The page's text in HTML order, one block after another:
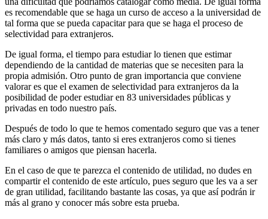
es recomendable que se haga un curso de acceso a la universidad de
tal forma que se pueda capacitar para que se haga el proceso de
selectividad para extranjeros.
De igual forma, el tiempo para estudiar lo tienen que estimar
dependiendo de la cantidad de materias que se necesiten para la
propia admisión. Otro punto de gran importancia que conviene
valorar es que el examen de selectividad para extranjeros da la
posibilidad de poder estudiar en 83 universidades públicas y
privadas en todo nuestro país.
Después de todo lo que te hemos comentado seguro que vas a tener
más claro y más datos, tanto si eres extranjeros como si tienes
familiares o amigos que piensan hacerla.
En el caso de que te parezca el contenido de utilidad, no dudes en
compartir el contenido de este artículo, pues seguro que les va a ser
de gran utilidad, facilitando bastante las cosas, ya que así podrán ir
más al grano y conocer más sobre esta prueba.